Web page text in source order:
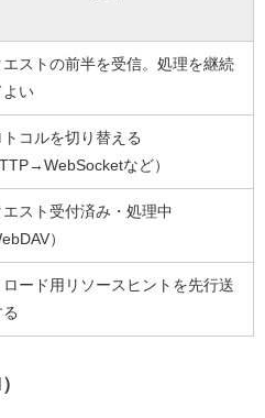
エストの前半を受信。処理を継続
よい
トコルを切り替える
など）
エスト受付済み・処理中
）
ロード用リソースヒントを先行送